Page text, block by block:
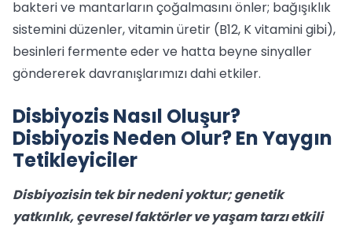
bakteri ve mantarların çoğalmasını önler; bağışıklık
sistemini düzenler, vitamin üretir (B12, K vitamini gibi),
besinleri fermente eder ve hatta beyne sinyaller
göndererek davranışlarımızı dahi etkiler.
Disbiyozis Nasıl Oluşur?
Disbiyozis Neden Olur? En Yaygın
Tetikleyiciler
Disbiyozisin tek bir nedeni yoktur; genetik
yatkınlık, çevresel faktörler ve yaşam tarzı etkili